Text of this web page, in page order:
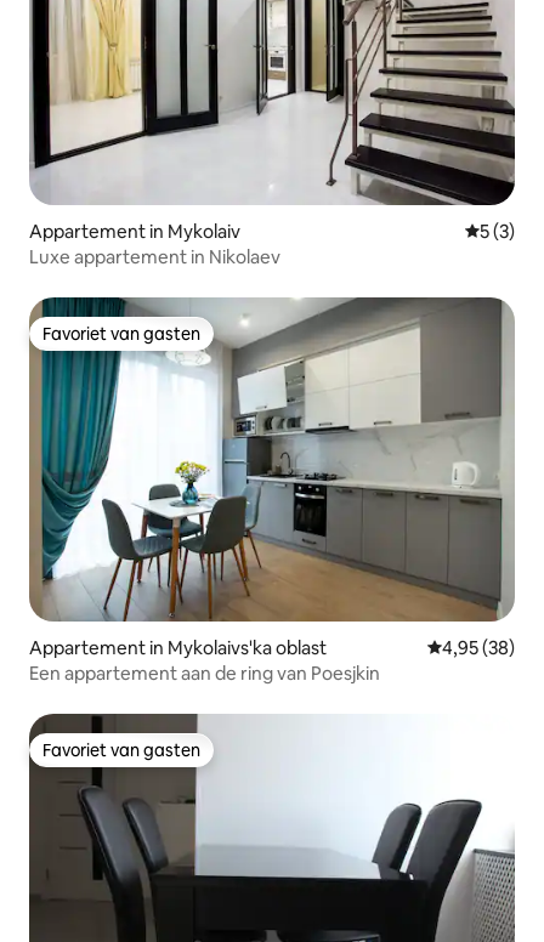
Appartement in Mykolaiv
5 (3)
Luxe appartement in Nikolaev
Favoriet van gasten
Favoriet van gasten
Appartement in Mykolaivs'ka oblast Gemiddelde
4,95 (38)
Een appartement aan de ring van Poesjkin
Favoriet van gasten
Favoriet van gasten